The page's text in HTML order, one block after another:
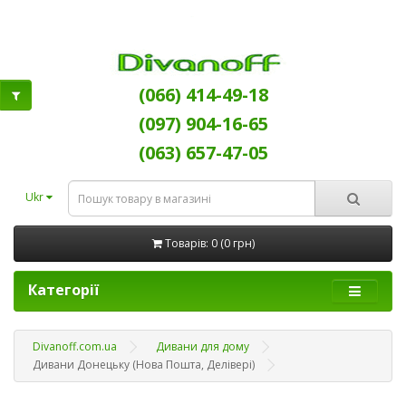
(066) 414-49-18
(097) 904-16-65
(063) 657-47-05
Ukr
Товарів: 0 (0 грн)
Категорії
Divanoff.com.ua
Дивани для дому
Дивани Донецьку (Нова Пошта, Делівері)